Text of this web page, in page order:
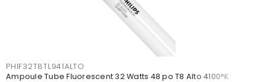
PHIF32T8TL941ALTO
Ampoule Tube Fluorescent 32 Watts 48 po T8 Alto 4100°K